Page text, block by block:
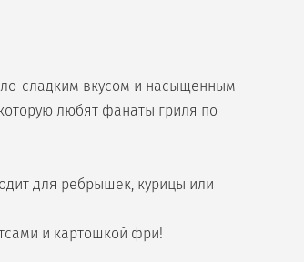
сладким вкусом и насыщенным
любят фанаты гриля по
для ребрышек, курицы или
и картошкой фри!